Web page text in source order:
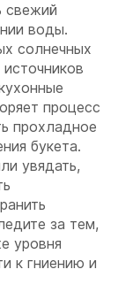
свежий
воды.
солнечных
процесс
прохладное
букета.
увядать,
за тем,
уровня
к гниению и